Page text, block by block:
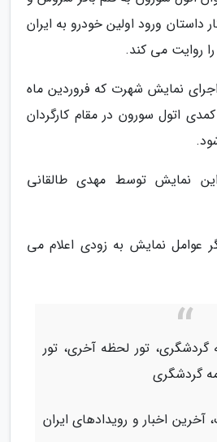
داستان ورود اولین خودرو به ایران
روایت می کند.
نمایش شهرت که فروردین ماه
اتول سورون در مقام کارگردان
نمایش توسط مهدی طالقانی
عوامل نمایش به زودی اعلام می
گردشگری، تور لحظه آخری، تور
گردشگری
آخرین اخبار و رویدادهای ایران